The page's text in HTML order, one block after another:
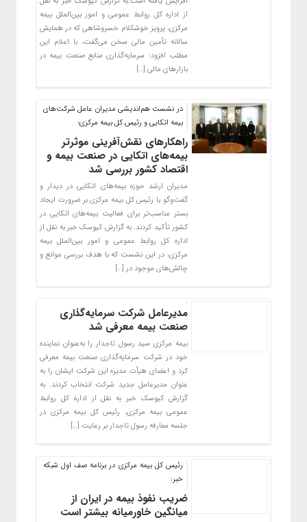
از اداره کل روابط عمومی و امور بین‌الملل بیمه
مرکزی، پرویز خوشکلام خسروشاهی که در همایش
سالانه تأمین مالی سخن می‌گفت، با اعلام این
مطلب افزود: سرمایه‌گذاری منابع صنعت بیمه در
بازارهای مالی […]
در نشست هم‌اندیشی مدیران عامل شرکت‌های
بیمه اتکایی و رئیس کل بیمه مرکزی؛
راهکارهای نقش‌آفرینی موثرتر
بیمه‌های اتکایی در صنعت بیمه و
اقتصاد کشور بررسی شد
مدیران ارشد حوزه بیمه‌های اتکایی در دیدار و
گفت‌وگو با رئیس کل بیمه مرکزی بر ضرورت ایجاد
بستر مناسب‌تر برای فعالیت بیمه‌های اتکایی در
کشور تأکید کردند. به گزارش کیوسک خبر به نقل از
اداره کل روابط عمومی و امور بین‌الملل بیمه
مرکزی، در این نشست که با هدف بررسی موانع و
چالش‌های موجود در […]
مدیرعامل شرکت سرمایه‌گذاری
صنعت بیمه معرفی شد
بیمه مرکزی سید رسول تاجدار را به‌عنوان نماینده
خود در شرکت سرمایه‌گذاری صنعت بیمه معرفی
کرد و اعضای هیأت مدیره این شرکت ایشان را به
عنوان مدیرعامل جدید شرکت انتخاب کردند. به
گزارش کیوسک خبر به نقل از اداره کل روابط
عمومی بیمه مرکزی، رئیس کل بیمه مرکزی در
جلسه معارفه رسول تاجدار بر رعایت […]
رئیس کل بیمه مرکزی در برنامه صف اول شبکه
خبر:
ضریب نفوذ بیمه در ایران از
میانگین خاورمیانه بیشتر است